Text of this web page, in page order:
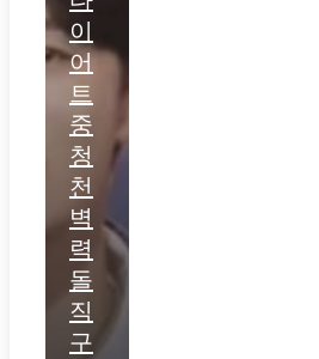
이
어
트
중
청
천
벽
력
돌
직
구